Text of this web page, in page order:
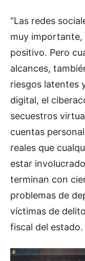
“Las redes
muy importante,
positivo. Pero
alcances,
riesgos latentes
digital, el
secuestros
cuentas
reales que
estar
terminan con
problemas de
víctimas de
fiscal del estado.